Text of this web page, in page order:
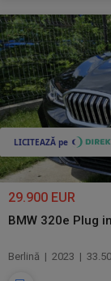
29.900 EUR
BMW 320e Plug
Berlină | 2023 |